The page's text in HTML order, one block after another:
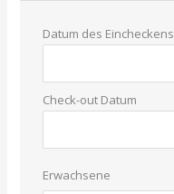
Datum des Eincheckens
Check-out Datum
Erwachsene